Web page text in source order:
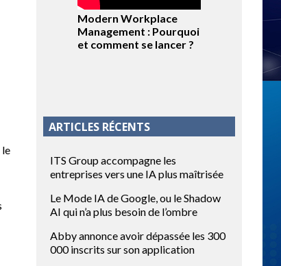
le
Modern Workplace
Management : Pourquoi
et comment se lancer ?
ARTICLES RÉCENTS
ITS Group accompagne les
entreprises vers une IA plus maîtrisée
Le Mode IA de Google, ou le Shadow
AI qui n’a plus besoin de l’ombre
Abby annonce avoir dépassée les 300
000 inscrits sur son application